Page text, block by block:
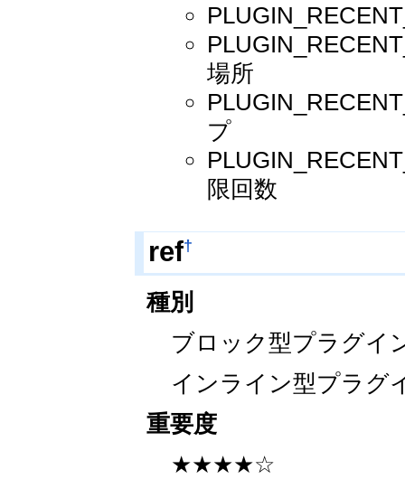
場所
プ
限回数
ref†
種別
ブロック型プラグイ
インライン型プラグ
重要度
★★★★☆